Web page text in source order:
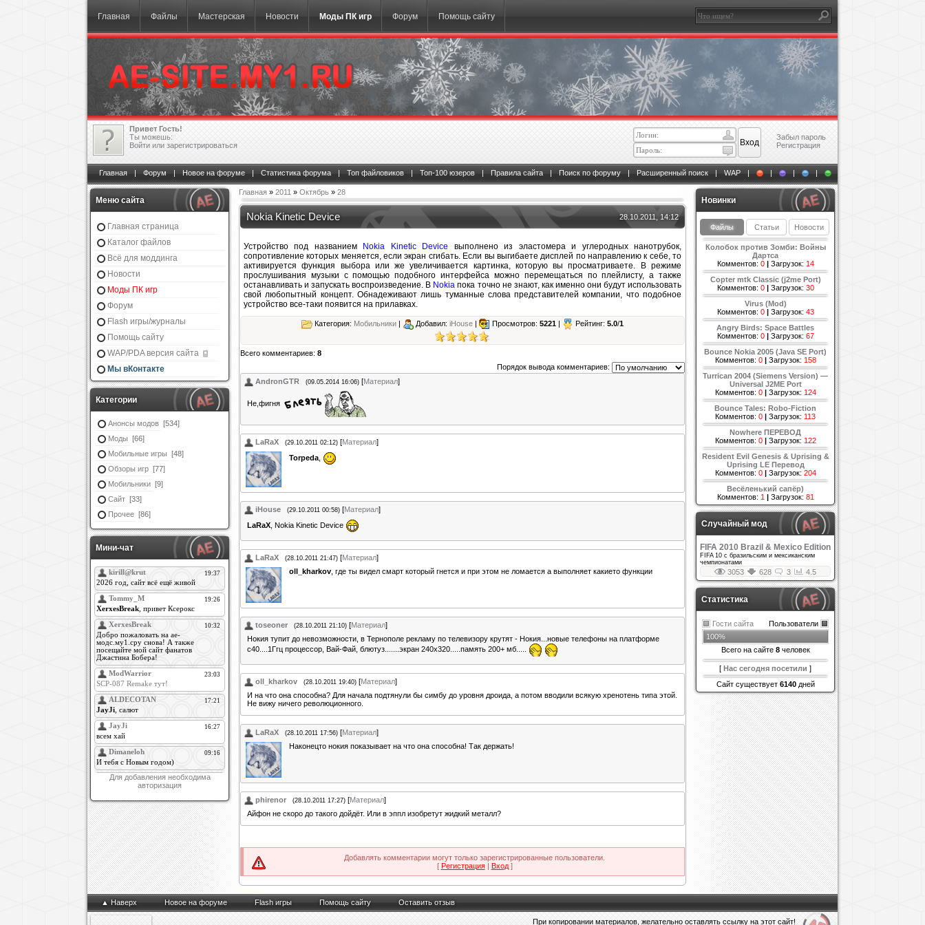
Главная Файлы Мастерская Новости Моды ПК игр Форум Помощь сайту
Привет Гость!
Ты можешь:
Войти или зарегистрироваться
Забыл пароль
Регистрация
Главная | Форум | Новое на форуме | Статистика форума | Топ файловиков | Топ-100 юзеров | Правила сайта | Поиск по форуму | Расширенный поиск | WAP | | | |
Меню сайта
Главная страница
Каталог файлов
Всё для моддинга
Новости
Моды ПК игр
Форум
Flash игры/журналы
Помощь сайту
WAP/PDA версия сайта
Мы вКонтакте
Категории
Анонсы модов [534]
Моды [66]
Мобильные игры [48]
Обзоры игр [77]
Мобильники [9]
Сайт [33]
Прочее [86]
Мини-чат
Для добавления необходима
авторизация
Главная » 2011 » Октябрь » 28
28.10.2011, 14:12
Nokia Kinetic Device
Устройство под названием Nokia Kinetic Device выполнено из эластомера и углеродных нанотрубок,
сопротивление которых меняется, если экран сгибать. Если вы выгибаете дисплей по направлению к себе, то
активируется функция выбора или же увеличивается картинка, которую вы просматриваете. В режиме
прослушивания музыки с помощью подобного интерфейса можно перемещаться по плейлисту, а также
останавливать и запускать воспроизведение. В Nokia пока точно не знают, как именно они будут использовать
свой любопытный концепт. Обнадеживают лишь туманные слова представителей компании, что подобное
устройство все-таки появится на прилавках.
Категория: Мобильники | Добавил: iHouse | Просмотров: 5221 | Рейтинг: 5.0/1
Всего комментариев: 8
Порядок вывода комментариев:
AndronGTR
(09.05.2014 16:06) [Материал]
Не,фигня
LaRaX (29.10.2011 02:12) [Материал]
Torpeda
iHouse (29.10.2011 00:58) [Материал]
LaRaX , Nokia Kinetic Device
LaRaX (28.10.2011 21:47) [Материал]
oll_kharkov , где ты видел смарт который гнется и при этом не ломается а выполняет какието функции
toseoner (28.10.2011 21:10) [Материал]
Нокия тупит до невозможности, в Тернополе рекламу по телевизору крутят - Нокия...новые телефоны на платформе
с40....1Ггц процессор, Вай-Фай, блютуз.......экран 240х320.....память 200+ мб.....
oll_kharkov (28.10.2011 19:40) [Материал]
И на что она способна? Для начала подтянули бы симбу до уровня дроида, а потом вводили всякую хренотень типа этой.
Не вижу ничего революционного.
LaRaX (28.10.2011 17:56) [Материал]
Наконецто нокия показывает на что она способна! Так держать!
phirenor (28.10.2011 17:27) [Материал]
Айфон не скоро до такого дойдёт. Или в эппл изобретут жидкий металл?
Добавлять комментарии могут только зарегистрированные пользователи.
[ Регистрация| Вход]
о, привет
Новинки
Файлы Статьи Новости
Колобок против Зомби: Войны
Дартса
Комментов: 0| Загрузок: 14
Copter mtk Classic (j2me Port)
Комментов: 0| Загрузок: 30
Virus (Mod)
Комментов: 0| Загрузок: 43
Angry Birds: Space Battles
Комментов: 0| Загрузок: 67
Bounce Nokia 2005 (Java SE Port)
Комментов: 0| Загрузок: 158
Turrican 2004 (Siemens Version) —
Universal J2ME Port
Комментов: 0| Загрузок: 124
Bounce Tales: Robo-Fiction
Комментов: 0 | Загрузок: 113
Nowhere ПЕРЕВОД
Комментов: 0| Загрузок: 122
Resident Evil Genesis & Uprising &
Uprising LE Перевод
Комментов: 0| Загрузок: 204
Весёленький сапёр)
Комментов: 1 | Загрузок: 81
Случайный мод
FIFA 2010 Brazil & Mexico Edition
FIFA 10 с бразильским и мексиканским
чемпионатами
3053 628 3 4.5
Статистика
Пользователи
Гости сайта
100%
Всего на сайте 8человек
[ Нас сегодня посетили ]
Сайт существует 6140дней
▲ Наверх Новое на форуме Flash игры Помощь сайту Оставить отзыв
При копировании материалов, желательно оставлять ссылку на этот сайт!